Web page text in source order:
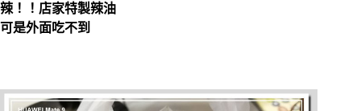
辣！！店家特製辣油
可是外面吃不到